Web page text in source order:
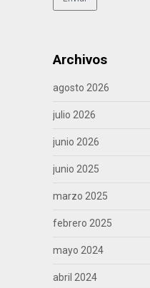
Archivos
agosto 2026
julio 2026
junio 2026
junio 2025
marzo 2025
febrero 2025
mayo 2024
abril 2024